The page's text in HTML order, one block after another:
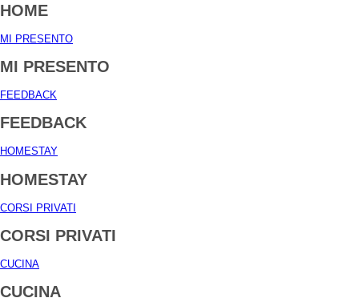
HOME
MI PRESENTO
MI PRESENTO
FEEDBACK
FEEDBACK
HOMESTAY
HOMESTAY
CORSI PRIVATI
CORSI PRIVATI
CUCINA
CUCINA